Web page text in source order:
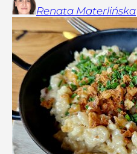
Renata Materlińska